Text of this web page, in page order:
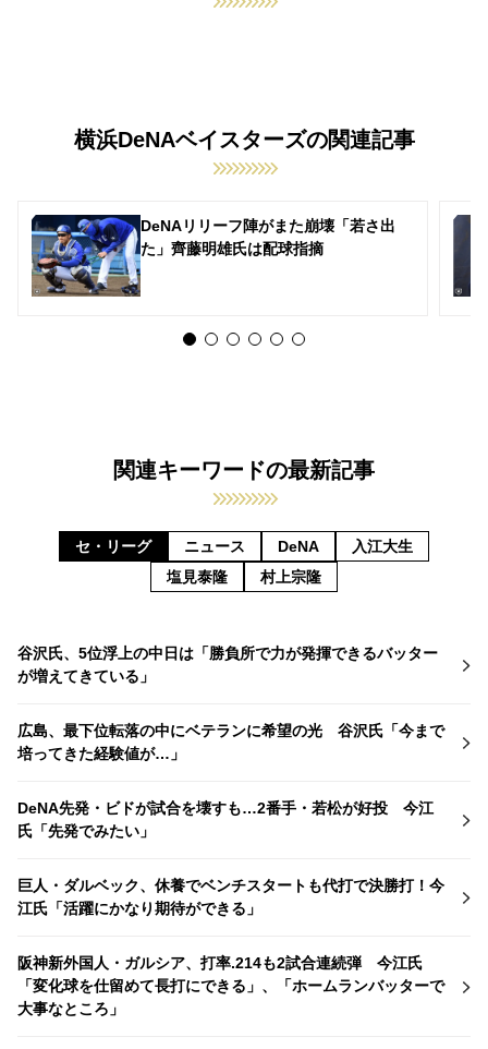
横浜DeNAベイスターズの関連記事
DeNAリリーフ陣がまた崩壊「若さ出
た」齊藤明雄氏は配球指摘
関連キーワードの最新記事
セ・リーグ ニュース DeNA
入江大生
塩見泰隆
村上宗隆
谷沢氏、5位浮上の中日は「勝負所で力が発揮できるバッター
が増えてきている」
広島、最下位転落の中にベテランに希望の光 谷沢氏「今まで
培ってきた経験値が…」
DeNA先発・ビドが試合を壊すも…2番手・若松が好投 今江
氏「先発でみたい」
巨人・ダルベック、休養でベンチスタートも代打で決勝打！今
江氏「活躍にかなり期待ができる」
阪神新外国人・ガルシア、打率.214も2試合連続弾 今江氏
「変化球を仕留めて長打にできる」、「ホームランバッターで
大事なところ」